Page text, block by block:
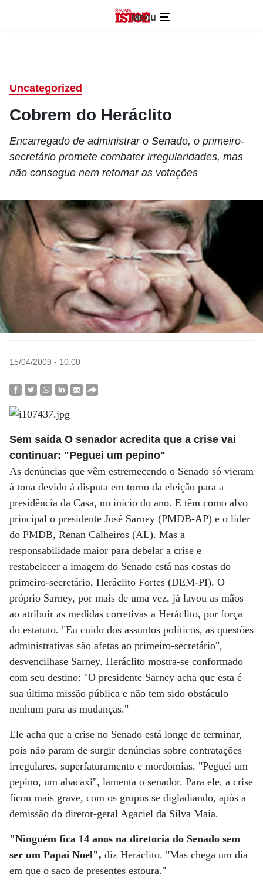
Menu
Uncategorized
Cobrem do Heráclito
Encarregado de administrar o Senado, o primeiro-
secretário promete combater irregularidades, mas
não consegue nem retomar as votações
15/04/2009 - 10:00
Sem saída O senador acredita que a crise vai
continuar: "Peguei um pepino"
As denúncias que vêm estremecendo o Senado só vieram
à tona devido à disputa em torno da eleição para a
presidência da Casa, no início do ano. E têm como alvo
principal o presidente José Sarney (PMDB-AP) e o líder
do PMDB, Renan Calheiros (AL). Mas a
responsabilidade maior para debelar a crise e
restabelecer a imagem do Senado está nas costas do
primeiro-secretário, Heráclito Fortes (DEM-PI). O
próprio Sarney, por mais de uma vez, já lavou as mãos
ao atribuir as medidas corretivas a Heráclito, por força
do estatuto. "Eu cuido dos assuntos políticos, as questões
administrativas são afetas ao primeiro-secretário",
desvencilhase Sarney. Heráclito mostra-se conformado
com seu destino: "O presidente Sarney acha que esta é
sua última missão pública e não tem sido obstáculo
nenhum para as mudanças."
Ele acha que a crise no Senado está longe de terminar,
pois não param de surgir denúncias sobre contratações
irregulares, superfaturamento e mordomias. "Peguei um
pepino, um abacaxi", lamenta o senador. Para ele, a crise
ficou mais grave, com os grupos se digladiando, após a
demissão do diretor-geral Agaciel da Silva Maia.
"Ninguém fica 14 anos na diretoria do Senado sem
ser um Papai Noel", diz Heráclito. "Mas chega um dia
em que o saco de presentes estoura."